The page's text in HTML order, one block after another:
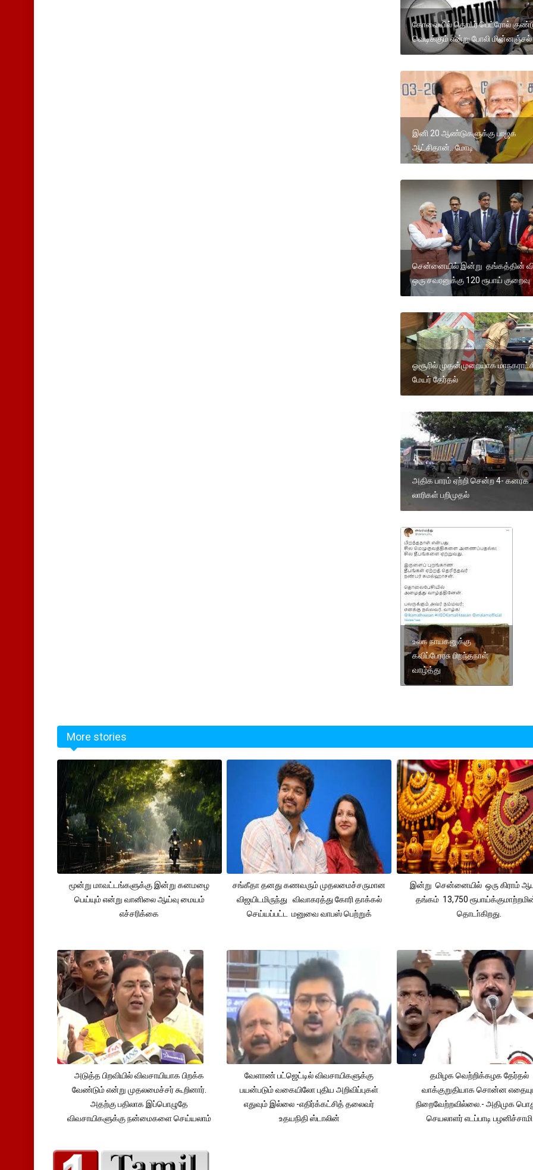
கோவையில் தொடர் பெட்ரோல்
வெடிக்கும் என்று போலி மின்னஞ்சல்
இனி 20 ஆண்டுகளுக்கு பாஜக
ஆட்சிதான்.. மோடி
சென்னையில் இன்று தங்கத்தின்
ஒரு சவரனுக்கு 120 ரூபாய் குறைவு
ஓசூரில் முதன்முறையாக
மேயர் தேர்தல்
அதிக பாரம் ஏற்றி சென்ற 4- கனரக
லாரிகள் பறிமுதல்
உலக நாயகனுக்கு
கவிப்பேரரசு பிறந்தநாள்
வாழ்த்து
More stories
மூன்று மாவட்டங்களுக்கு இன்று கனமழை
பெய்யும் என்று வானிலை ஆய்வு மையம்
எச்சரிக்கை
சங்கீதா தனது கணவரும் முதலமைச்சருமான
விஜயிடமிருந்து விவாகரத்து கோரி தாக்கல்
செய்யப்பட்ட மனுவை வாபஸ் பெற்றுக்
இன்று சென்னையில் ஒரு கிராம்
தங்கம் 13,750
தொடா்கிறது.
அடுத்த பிறவியில் விவசாயியாக பிறக்க
வேண்டும் என்று முதலமைச்சர் கூறினார்.
அதற்கு பதிலாக இப்பொழுதே
விவசாயிகளுக்கு நன்மைகளை செய்யலாம்
வேளாண் பட்ஜெட்டில் விவசாயிகளுக்கு
பயன்படும் வகையிலோ புதிய அறிவிப்புகள்
எதுவும் இல்லை -எதிர்க்கட்சித் தலைவர்
உதயநிதி ஸ்டாலின்
தமிழக வெற்றிக்கழக தேர்தல்
வாக்குறுதியாக சொன்ன
நிறைவேற்றவில்லை.- அதிமுக
செயலாளர் எடப்பாடி பழனிச்சாமி